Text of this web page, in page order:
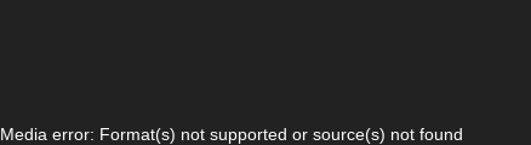
Media error: Format(s) not supported or source(s) not found